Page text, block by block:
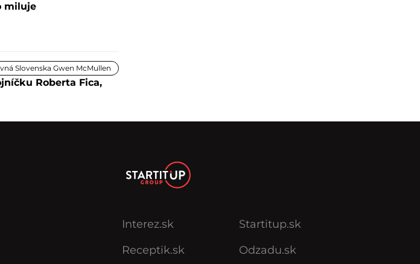
miluje
Slovenska Gwen McMullen
Roberta Fica,
Interez.sk
Receptik.sk
Startitup.sk
Odzadu.sk